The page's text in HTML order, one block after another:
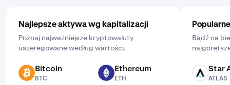
Najlepsze aktywa wg kapitalizacji
Poznaj najważniejsze kryptowaluty
uszeregowane według wartości.
BTC Bitcoin
BTC
ETH Ethereum
ETH
Bądź na
ATLAS Star
ATLAS